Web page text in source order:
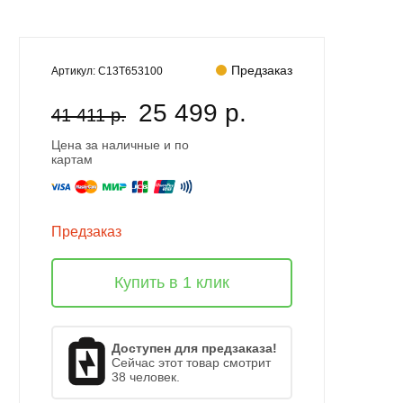
Артикул: C13T653100 Предзаказ
41 411 р. 25 499 р.
Цена за наличные и по
картам
Предзаказ
Купить в 1 клик
Доступен для предзаказа!
Сейчас этот товар смотрит
38 человек.